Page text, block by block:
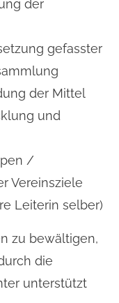
der
gefasster
der Mittel
und
/
Vereinsziele
Leiterin selber)
zu bewältigen,
die
unterstützt